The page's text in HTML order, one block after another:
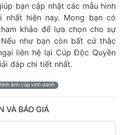
bạn cập nhật các mẫu hình
nhất hiện nay. Mong bạn có
khảo để lựa chọn cho sự
như bạn còn bất cứ thắc
liên hệ lại Cúp Độc Quyền
đáp chi tiết nhất.
hình ảnh cúp vinh danh
VÀ BÁO GIÁ